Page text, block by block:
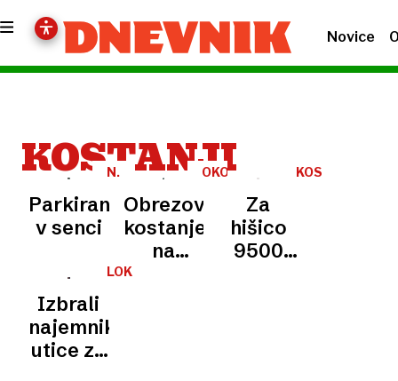
Novice
KOSTANJI
N.
Parkiranje
v senci
OKOLJE
Obrezovanje
kostanjev
na
KOSTANJ
Za
hišico
9500
LOKALNO
Izbrali
najemnika
utice za